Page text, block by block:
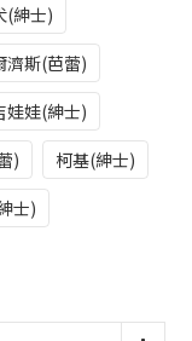
(紳士)
濟斯(芭蕾)
娃娃(紳士)
)
柯基(紳士)
士)